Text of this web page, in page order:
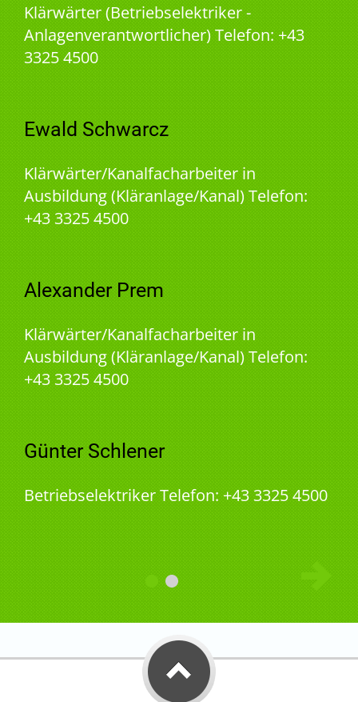
Klärwärter (Betriebselektriker -
Anlagenverantwortlicher) Telefon: +43
3325 4500
Ewald Schwarcz
Klärwärter/Kanalfacharbeiter in
Ausbildung (Kläranlage/Kanal) Telefon:
+43 3325 4500
Alexander Prem
Klärwärter/Kanalfacharbeiter in
Ausbildung (Kläranlage/Kanal) Telefon:
+43 3325 4500
Günter Schlener
Betriebselektriker Telefon: +43 3325 4500